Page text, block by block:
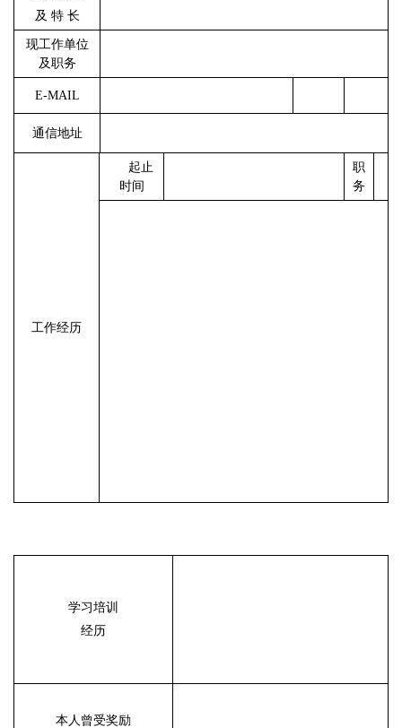
及 特 长
现工作单位
及职务
E-MAIL
通信地址
工作经历
起止
时间
职
务
学习培训
经历
本人曾受奖励